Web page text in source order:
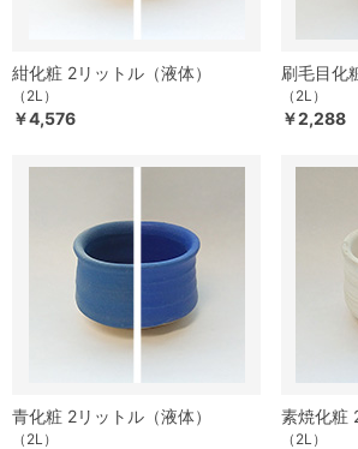
紺化粧 2リットル（液体）
（2L）
￥4,576
刷毛目化
（2L）
￥2,288
青化粧 2リットル（液体）
（2L）
素焼化粧
（2L）